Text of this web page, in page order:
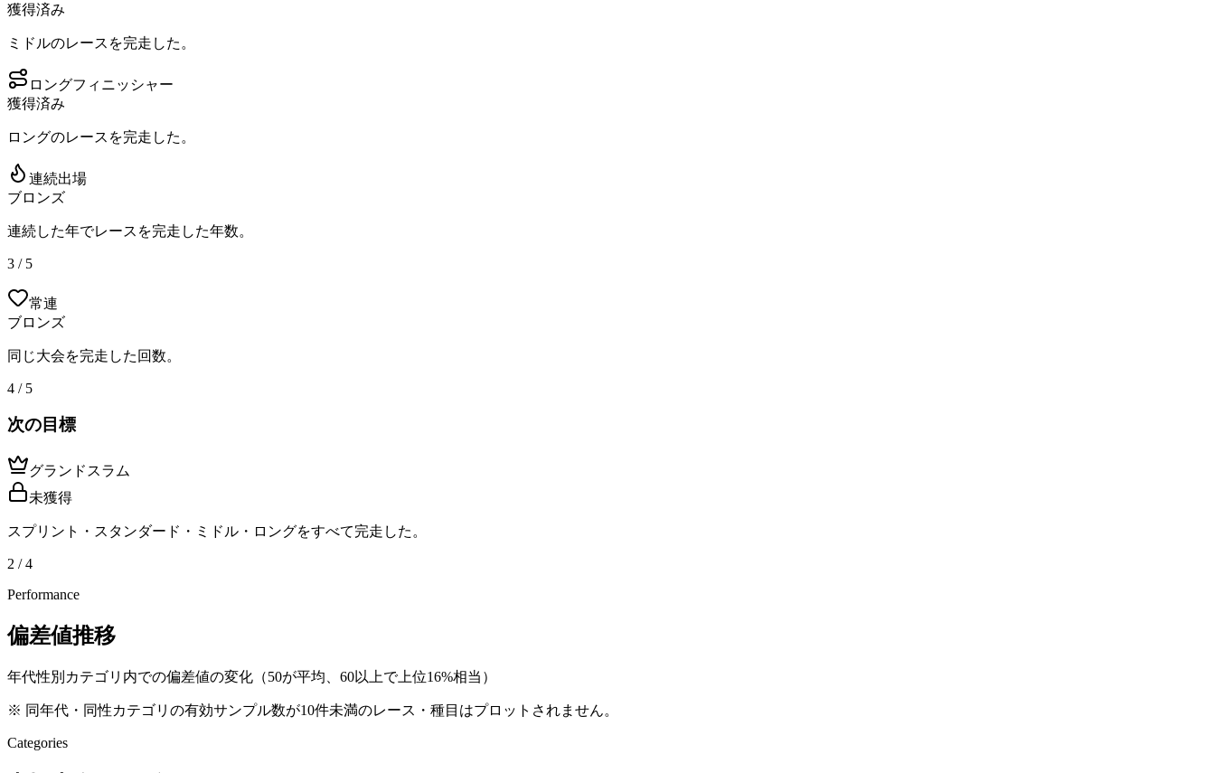
獲得済み
ミドルのレースを完走した。
ロングフィニッシャー
獲得済み
ロングのレースを完走した。
連続出場
ブロンズ
連続した年でレースを完走した年数。
3 / 5
常連
ブロンズ
同じ大会を完走した回数。
4 / 5
次の目標
グランドスラム
未獲得
スプリント・スタンダード・ミドル・ロングをすべて完走した。
2 / 4
Performance
偏差値推移
年代性別カテゴリ内での偏差値の変化（50が平均、60以上で上位16%相当）
※ 同年代・同性カテゴリの有効サンプル数が10件未満のレース・種目はプロットされません。
Categories